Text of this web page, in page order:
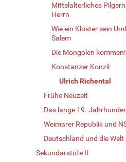
Mittelalterliches
Herrn
Wie ein Kloster sein
Salem
Die Mongolen kommen!
Konstanzer Konzil
Ulrich Richental
Frühe Neuzeit
Das lange 19.
Weimarer Republik und
Deutschland und die
Sekundarstufe II